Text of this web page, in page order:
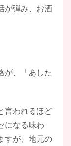
が弾み、お酒
が、「あした
言われるほど
になる味わ
すが、地元の